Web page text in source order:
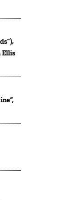
Ellis